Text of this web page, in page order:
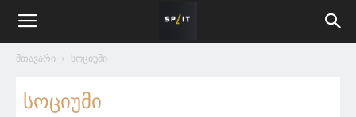
მთავარი სოციუმი
სოციუმი